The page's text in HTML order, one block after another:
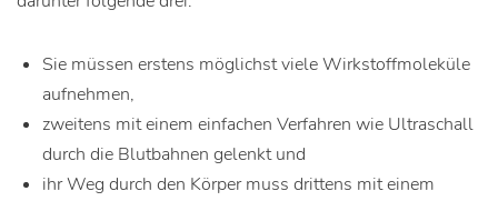
Sie müssen erstens möglichst viele Wirkstoffmoleküle
aufnehmen,
zweitens mit einem einfachen Verfahren wie Ultraschall
durch die Blutbahnen gelenkt und
ihr Weg durch den Körper muss drittens mit einem